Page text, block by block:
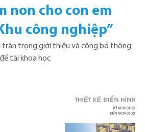
non cho con em
công nghiệp”
trân trọng giới thiệu và công bố thông
tài khoa học